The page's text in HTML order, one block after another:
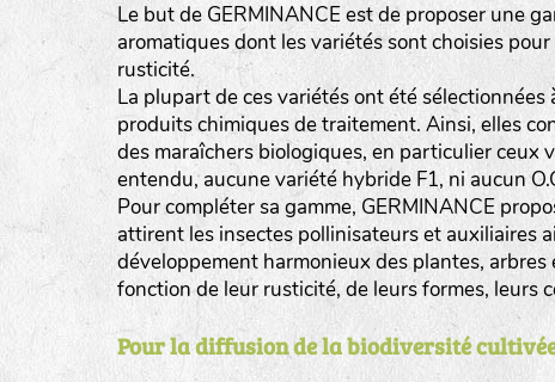
Le but de GERMINANCE est de proposer une
aromatiques dont les variétés sont choisies
rusticité.
La plupart de ces variétés ont été
produits chimiques de traitement. Ainsi, elles
des maraîchers biologiques, en particulier
entendu, aucune variété hybride F1, ni aucun
Pour compléter sa gamme, GERMINANCE
attirent les insectes pollinisateurs et auxiliaires
développement harmonieux des plantes,
fonction de leur rusticité, de leurs formes, leurs
Pour la diffusion de la biodiversité